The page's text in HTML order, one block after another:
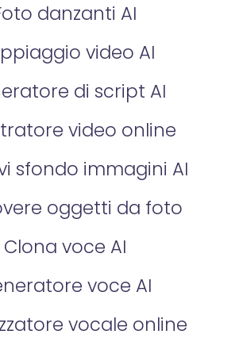
danzanti AI
video AI
di script AI
video online
sfondo immagini AI
oggetti da foto
Clona voce AI
voce AI
vocale online